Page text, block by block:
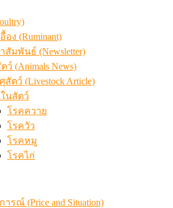
อง (Ruminant)
สัมพันธ์ (Newsletter)
(Animals News)
ตว์ (Livestock Article)
นสัตว์
โรคควาย
โรควัว
โรคหมู
โรคไก่
รณ์ (Price and Situation)